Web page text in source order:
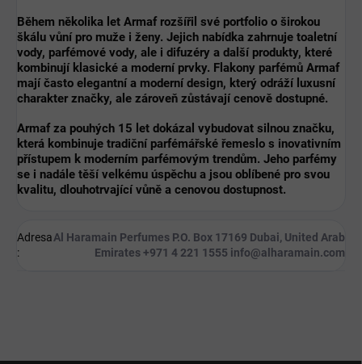
Během několika let Armaf rozšířil své portfolio o širokou
škálu vůnípro muže i ženy. Jejich nabídka zahrnuje toaletní
vody, parfémové vody, ale i difuzéry a další produkty, které
kombinují klasické a moderní prvky. Flakony parfémů Armaf
mají často elegantní a moderní design, který odráží luxusní
charakter značky, ale zároveň zůstávají cenově dostupné.
Armafza pouhých 15 let dokázal vybudovat silnou značku,
která kombinuje tradiční parfémářské řemeslo s inovativním
přístupem k moderním parfémovým trendům. Jeho parfémy
se i nadále těší velkému úspěchu a jsou oblíbené pro svou
kvalitu, dlouhotrvající vůně a cenovou dostupnost.
Adresa
:
Al Haramain Perfumes P.O. Box 17169 Dubai, United Arab
Emirates +971 4 221 1555 info@alharamain.com